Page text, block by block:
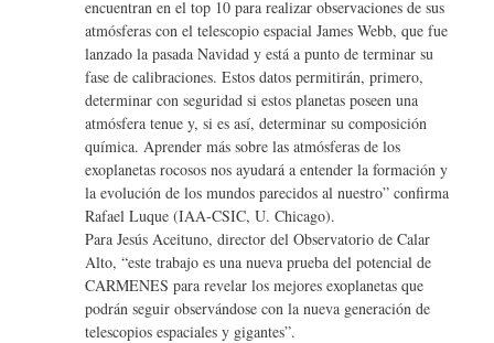
encuentran en el top 10 para realizar observaciones de sus
atmósferas con el telescopio espacial James Webb, que fue
lanzado la pasada Navidad y está a punto de terminar su
fase de calibraciones. Estos datos permitirán, primero,
determinar con seguridad si estos planetas poseen una
atmósfera tenue y, si es así, determinar su composición
química. Aprender más sobre las atmósferas de los
exoplanetas rocosos nos ayudará a entender la formación y
la evolución de los mundos parecidos al nuestro” confirma
Rafael Luque (IAA-CSIC, U. Chicago).
Para Jesús Aceituno, director del Observatorio de Calar
Alto, “este trabajo es una nueva prueba del potencial de
CARMENES para revelar los mejores exoplanetas que
podrán seguir observándose con la nueva generación de
telescopios espaciales y gigantes”.